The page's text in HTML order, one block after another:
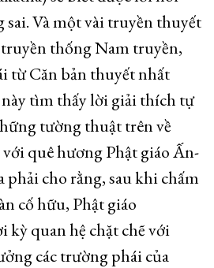
sai. Và một vài truyền thuyết
thống Nam truyền,
từ Căn bản thuyết nhất
tìm thấy lời giải thích tự
tường thuật trên về
quê hương Phật giáo Ấn-
phải cho rằng, sau khi chấm
cố hữu, Phật giáo
kỳ quan hệ chặt chẽ với
các trường phái của